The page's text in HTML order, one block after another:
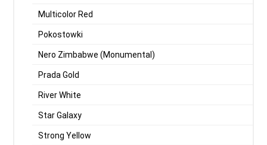
Multicolor Red
Pokostowki
Nero Zimbabwe (Monumental)
Prada Gold
River White
Star Galaxy
Strong Yellow